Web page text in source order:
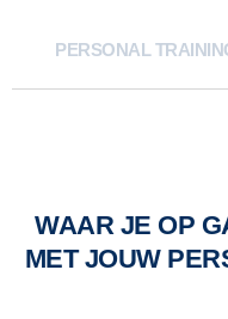
PERSONAL
WAAR JE OP
MET JOUW